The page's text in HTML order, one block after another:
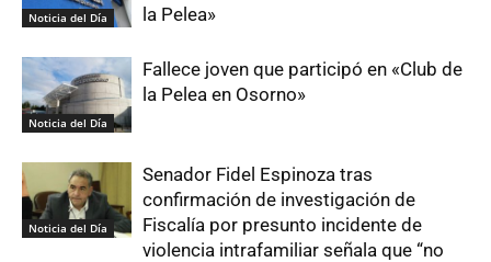
Noticia del Día
la Pelea»
Noticia del Día
Fallece joven que participó en «Club de
la Pelea en Osorno»
Noticia del Día
Senador Fidel Espinoza tras
confirmación de investigación de
Fiscalía por presunto incidente de
violencia intrafamiliar señala que “no